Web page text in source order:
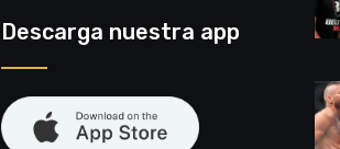
Descarga nuestra app